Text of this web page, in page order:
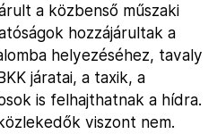
a közbenső műszaki
hozzájárultak a
helyezéséhez, tavaly
járatai, a taxik, a
is felhajthatnak a hídra.
viszont nem.